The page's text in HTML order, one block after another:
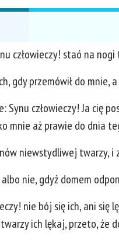
człowieczy! staó na
gdy przemówił do mnie,
Synu człowieczy! Ja cię
mnie aż prawie do dnia
niewstydliwej twarzy, i
nie, gdyż domem
nie bój się ich, ani się
ich lękaj, przeto, że